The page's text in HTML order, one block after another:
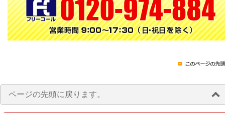
ページの先頭に戻ります。